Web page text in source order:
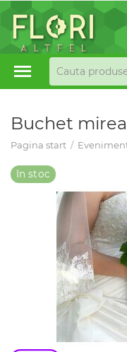
Buchet
Pagina start /
In stoc